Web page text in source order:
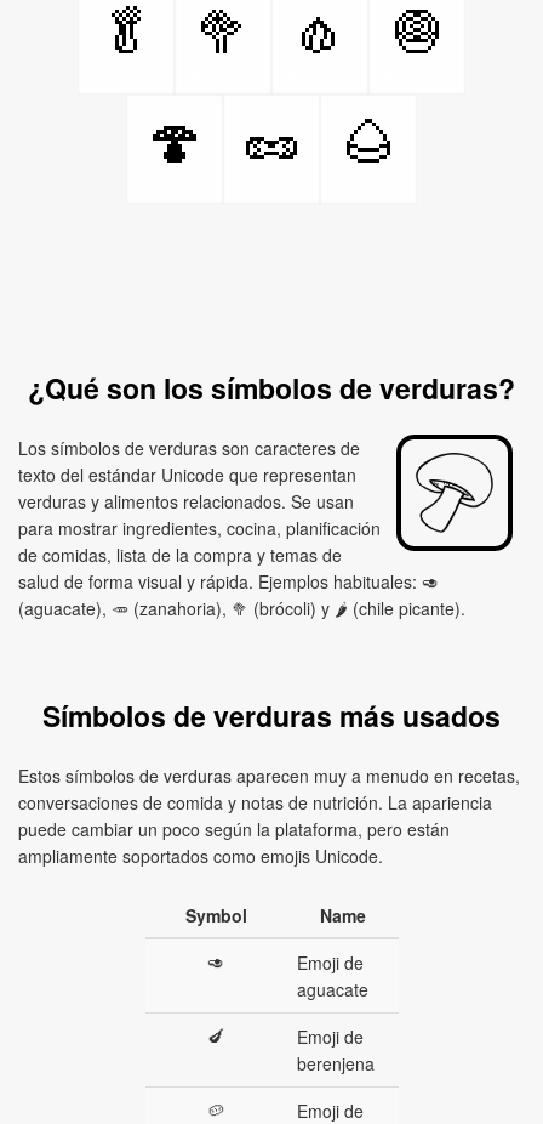
🥬
🥦 🧄
🧅
🍄
🥜 🌰
¿Qué son los símbolos de verduras?
Los símbolos de verduras son caracteres de
texto del estándar Unicode que representan
verduras y alimentos relacionados. Se usan
para mostrar ingredientes, cocina, planificación
de comidas, lista de la compra y temas de
salud de forma visual y rápida. Ejemplos habituales: 🥑
(aguacate), 🥕 (zanahoria), 🥦 (brócoli) y 🌶 (chile picante).
Símbolos de verduras más usados
Estos símbolos de verduras aparecen muy a menudo en recetas,
conversaciones de comida y notas de nutrición. La apariencia
puede cambiar un poco según la plataforma, pero están
ampliamente soportados como emojis Unicode.
Symbol
Name
🥑
Emoji de
aguacate
🍆
Emoji de
berenjena
🥔
Emoji de